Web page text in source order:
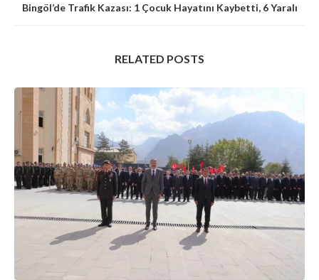
Bingöl’de Trafik Kazası: 1 Çocuk Hayatını Kaybetti, 6 Yaralı
RELATED POSTS